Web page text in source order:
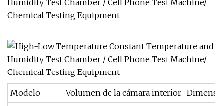
Modelo Volumen de la cámara interior